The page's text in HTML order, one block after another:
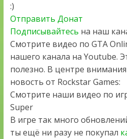
:)
Отправить Донат
Подписывайтесь на наш
Смотрите видео по GTA
нашего канала на Youtube.
полезно. В центре
новость от Rockstar Games:
Смотрите наши видео по
Super
В игре так много
ты ещё ни разу не покупал